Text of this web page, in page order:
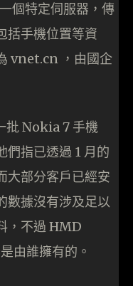
個特定伺服器，傳
括手機位置等資
vnet.cn ，由國企
批 Nokia 7 手機
們指已透過 1 月的
大部分客戶已經安
數據沒有涉及足以
，不過 HMD
由誰擁有的。